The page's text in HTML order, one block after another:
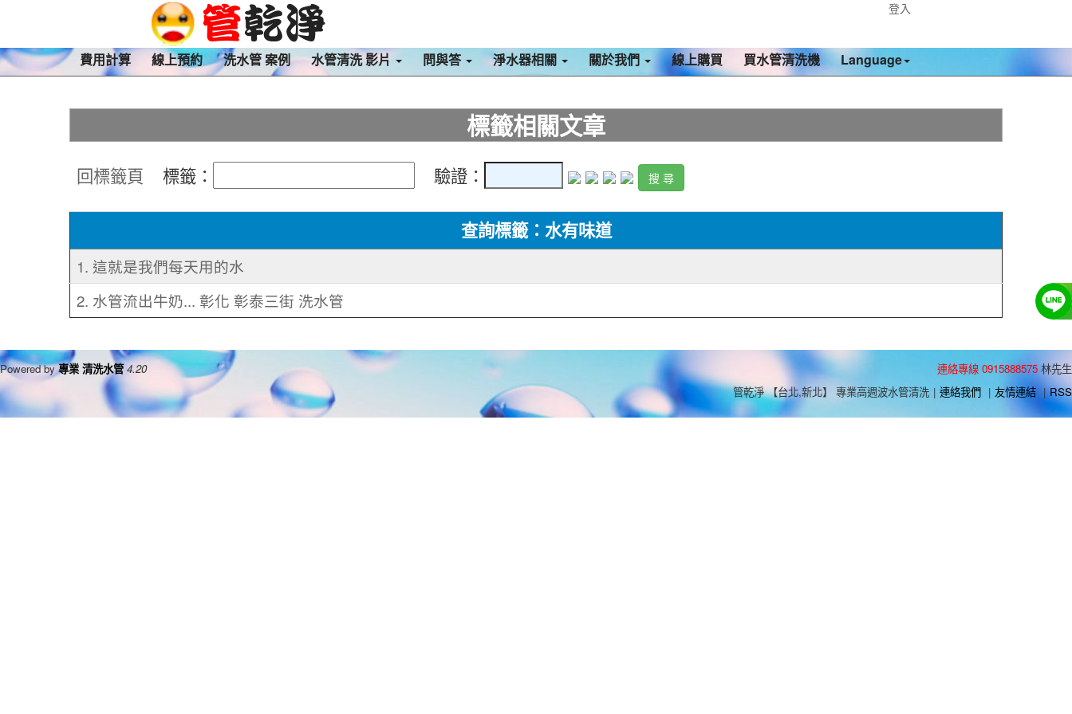
登入
費用計算 線上預約 洗水管 案例 水管清洗 影片 問與答 淨水器相關 關於我們 線上購買 買水管清洗機 Language
標籤相關文章
回標籤頁 標籤： 驗證：
查詢標籤：水有味道
1. 這就是我們每天用的水
2. 水管流出牛奶... 彰化 彰泰三街 洗水管
連絡專線 0915888575 林先生
管乾淨 【台北,新北】 專業高週波水管清洗 | 連絡我們 | 友情連結 | RSS
Powered by專業 清洗水管 4.20